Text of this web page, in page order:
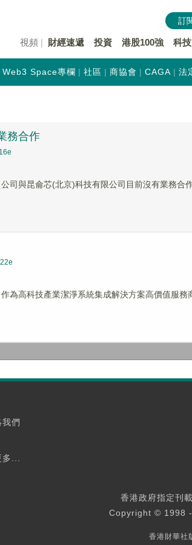
視頻 財經速遞 投資 港股100強 科技
訂
Web3 Space專欄 社區 商協會 CAGA 法
務合作
司與昆侖芯(北京)科技有限公司目前沒有業務合作
為高科技產業潔淨系統集成解決方案高價值服
我們
多...
香港政府指定刊
Copyright © 1998 -
香港財華社